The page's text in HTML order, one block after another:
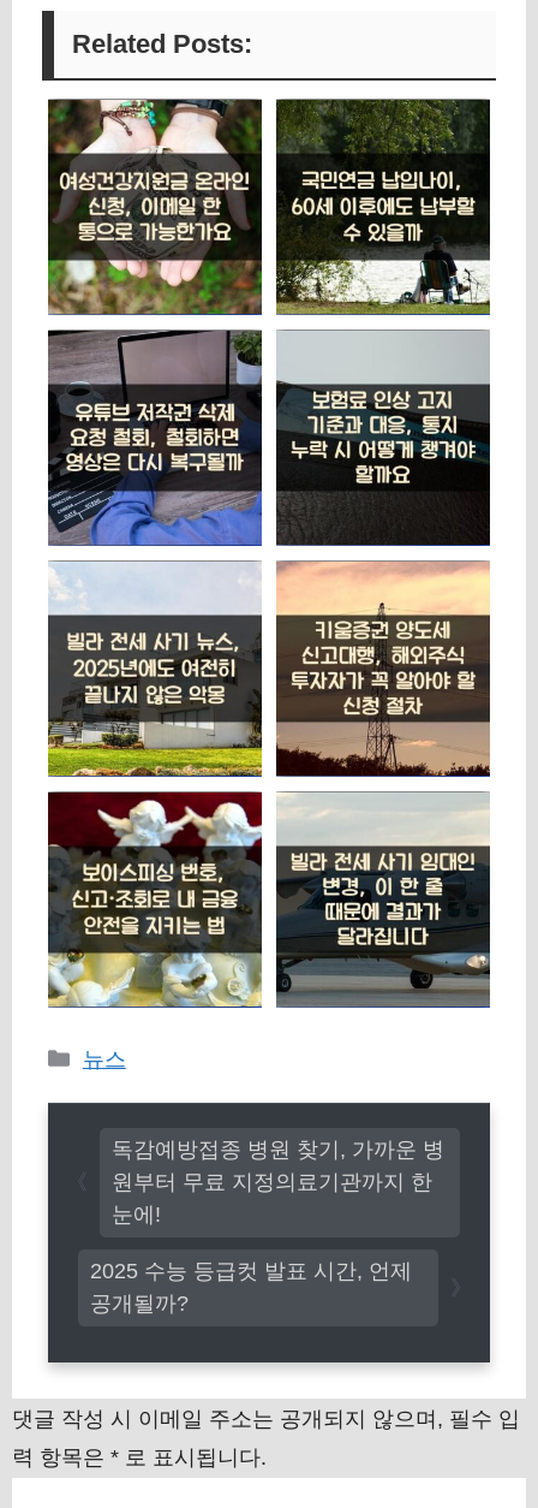
Related Posts:
카
뉴스
2025 수능 등급컷 발표 시간, 언제
공개될까?
독감예방접종 병원 찾기, 가까운 병
원부터 무료 지정의료기관까지 한
눈에!
댓글 작성 시 이메일 주소는 공개되지 않으며, 필수 입
력 항목은 * 로 표시됩니다.